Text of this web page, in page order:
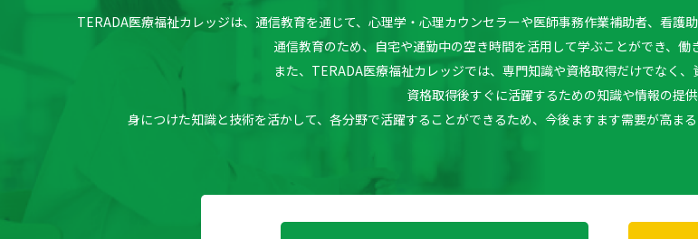
TERADA医療福祉カレッジは、通信教育を通じて、心理学・心理カウンセラーや医師事務作業補助者、看護
通信教育のため、自宅や通勤中の空き時間を活用して学ぶことができ、働
また、TERADA医療福祉カレッジでは、専門知識や資格取得だけでなく、
資格取得後すぐに活躍するための知識や情報の提供
身につけた知識と技術を活かして、各分野で活躍することができるため、今後ますます需要が高ま